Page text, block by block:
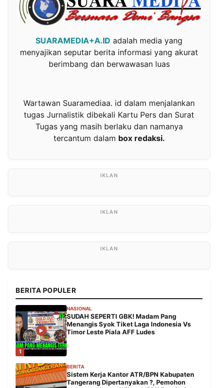
SUARAMEDIA+A.ID adalah media yang
menyajikan seputar berita informasi yang akurat
berimbang dan berwawasan luas
Wartawan Suaramediaa. id dalam menjalankan
tugas Jurnalistik dibekali Kartu Pers dan Surat
Tugas yang masih berlaku dan namanya
tercantum dalam box redaksi.
BERITA POPULER
1
NASIONAL
SUDAH SEPERTI GBK! Madam Pang
Menangis Syok Tiket Laga Indonesia Vs
Timor Leste Piala AFF Ludes
BERITA
Sistem Kerja Kantor ATR/BPN Kabupaten
Tangerang Dipertanyakan ?, Pemohon